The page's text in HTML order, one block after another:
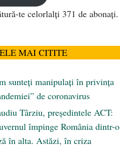
te celorlalți 371 de abonați.
MAI CITITE
sunteți manipulați în privința
de coronavirus
Târziu, președintele ACT:
împinge România dintr-o
în alta. Astăzi, în criza